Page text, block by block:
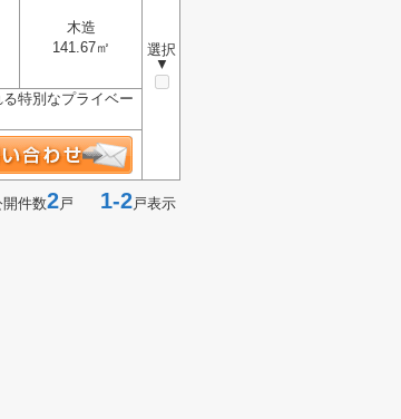
選択
▼
木造
141.67㎡
特別なプライベー
開件数2戸 1-2戸表示